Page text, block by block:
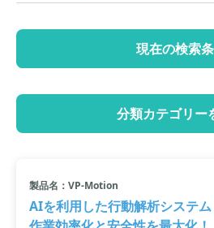
現在の検索
大カテゴリ: 設計・生産支援
小カテゴリ: その他解析
分類カテゴリー
製品名：VP-Motion
AIを利用した行動解析システ